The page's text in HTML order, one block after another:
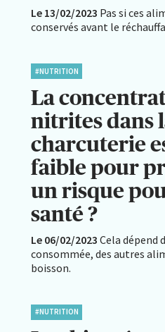
Le 13/02/2023 Pas si ces
conservés avant le
#NUTRITION
La
nitrites dans
charcuterie
faible pour
un risque
santé ?
Le 06/02/2023 Cela dépend
consommée, des autres
boisson.
#NUTRITION